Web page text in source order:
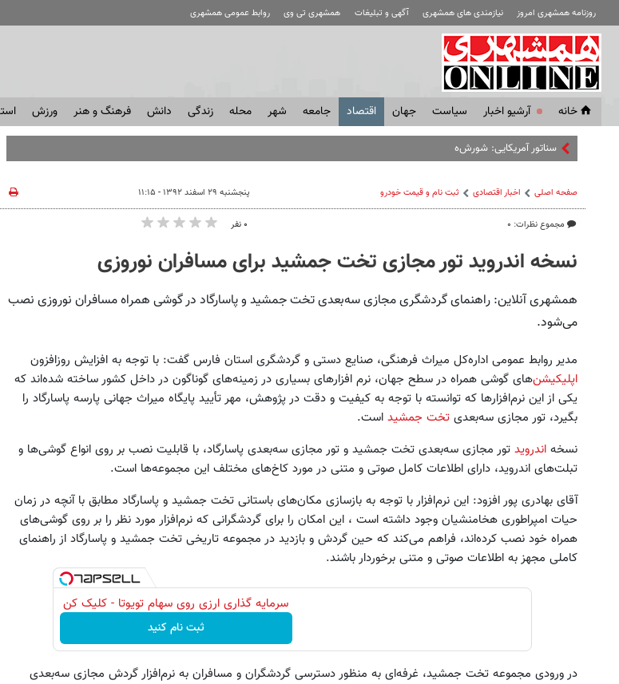
روزنامه همشهری امروز نیازمندی های همشهری آگهی و تبلیغات همشهری تی وی روابط عمومی همشهری
خانه آرشیو اخبار سياست جهان اقتصاد جامعه شهر محله زندگی دانش فرهنگ و هنر ورزش
سناتور آمریکایی: شورش‌های مسلحانه در
صفحه اصلی اخبار اقتصادی ثبت نام و قیمت خودرو
مجموع نظرات: ۰
پنجشنبه ۲۹ اسفند ۱۳۹۲ - ۱۱:۱۵
۰ نفر
نسخه اندروید تور مجازی تخت جمشید برای مسافران نوروزی
همشهری آنلاین: راهنمای گردشگری مجازی سه‌بعدی تخت جمشید و پاسارگاد در گوشی همراه مسافران نوروزی نصب
می‌شود.
مدیر روابط عمومی اداره‌کل میراث فرهنگی، صنایع دستی و گردشگری استان فارس گفت: با توجه به افزایش روزافزون
اپلیکیشن‌های گوشی همراه در سطح جهان، نرم ‌افزارهای بسیاری در زمینه‌های گوناگون در داخل کشور ساخته شده‌اند که
یکی از این نرم‌افزارها که توانسته با توجه به کیفیت و دقت در پژوهش، مهر تأیید پایگاه میراث جهانی پارسه پاسارگاد را
بگیرد، تور مجازی سه‌بعدی تخت جمشید است.
نسخه اندروید تور مجازی سه‌بعدی تخت جمشید و تور مجازی سه‌بعدی پاسارگاد، با قابلیت نصب بر روی انواع گوشی‌ها و
تبلت‌های اندروید، دارای اطلاعات کامل صوتی و متنی در مورد کاخ‌های مختلف این مجموعه‌ها است.
آقای بهادری پور افزود‌: این نرم‌افزار با توجه به بازسازی مکان‌های باستانی تخت جمشید و پاسارگاد مطابق با آنچه در زمان
حیات امپراطوری هخامنشیان وجود داشته است ، این امکان را برای گردشگرانی که نرم‌افزار مورد نظر را بر روی گوشی‌های
همراه خود نصب کرده‌اند، فراهم می‌کند که حین گردش و بازدید در مجموعه تاریخی تخت جمشید و پاسارگاد از راهنمای
کاملی مجهز به اطلاعات صوتی و متنی برخوردار باشند.
سرمایه گذاری ارزی روی سهام تویوتا - کلیک کن
ثبت نام کنید
در ورودی مجموعه تخت جمشید، غرفه‌ای به منظور دسترسی گردشگران و مسافران به نرم‌افزار گردش مجازی سه‌بعدی
خورد؟ +ببینید | کتابی که
ژاپن را غافلگیر کرد
سمند و دنا گذاشتی برای فروش ؟
اینجا سریع و راحت بفروش
درخواست فروش
به بزرگترین جشنواره ایمپلنت تهران سر بزنید
! | فقط ۲۵ میلیون !
رزرورایگان نوبت
ماشین کوییک گذاشتی برای فروش ؟ اینجا
سریع و راحت بفروش
درخواست فروش